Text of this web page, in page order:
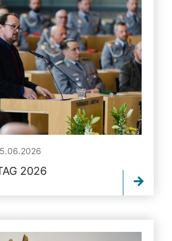
2026